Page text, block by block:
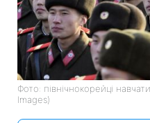
Фото: північнокорейці
Images)